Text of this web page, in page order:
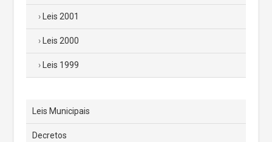
Leis 2001
Leis 2000
Leis 1999
Leis Municipais
Decretos